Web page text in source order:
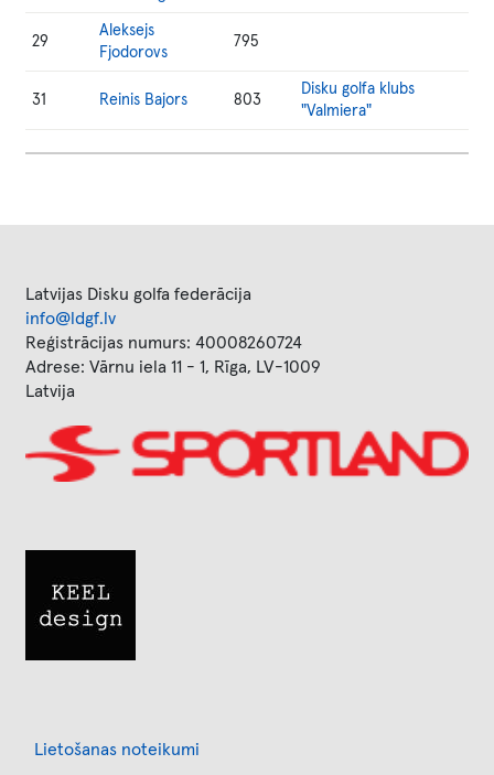
29
Aleksejs
Fjodorovs
795
31 Reinis Bajors 803
Disku golfa klubs
"Valmiera"
Latvijas Disku golfa federācija
info@ldgf.lv
Reģistrācijas numurs: 40008260724
Adrese: Vārnu iela 11 - 1, Rīga, LV-1009
Latvija
Image
Lietošanas noteikumi